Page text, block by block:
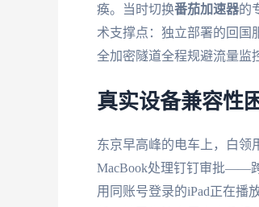
痪。当时切换番茄加速器的
术支撑点：独立部署的回国
全加密隧道全程规避流量监
真实设备兼容性
东京早高峰的电车上，白领
MacBook处理钉钉审批——
用同账号登录的iPad正在播